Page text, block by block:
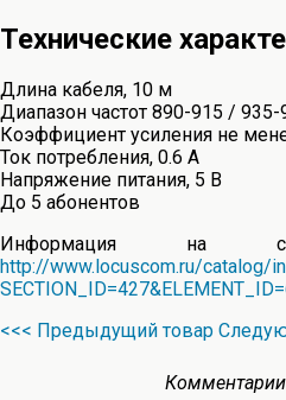
Технические
Длина кабеля, 10 м
Диапазон частот 890-915 /
Коэффициент усиления не
Ток потребления, 0.6 А
Напряжение питания, 5 В
До 5 абонентов
Информация на
http://www.locuscom.ru/catalog/
<<< Предыдущий товар